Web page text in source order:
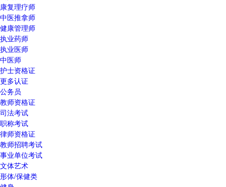
康复理疗师
中医推拿师
健康管理师
执业药师
执业医师
中医师
护士资格证
更多认证
公务员
教师资格证
司法考试
职称考试
律师资格证
教师招聘考试
事业单位考试
文体艺术
形体/保健类